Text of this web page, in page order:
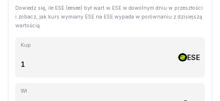
Dowiedz się, ile ESE (eesee) był wart w ESE w dowolnym dniu w przeszłości
i zobacz, jak kurs wymiany ESE na ESE wypada w porównaniu z dzisiejszą
wartością.
Kup
ESE
Wł.